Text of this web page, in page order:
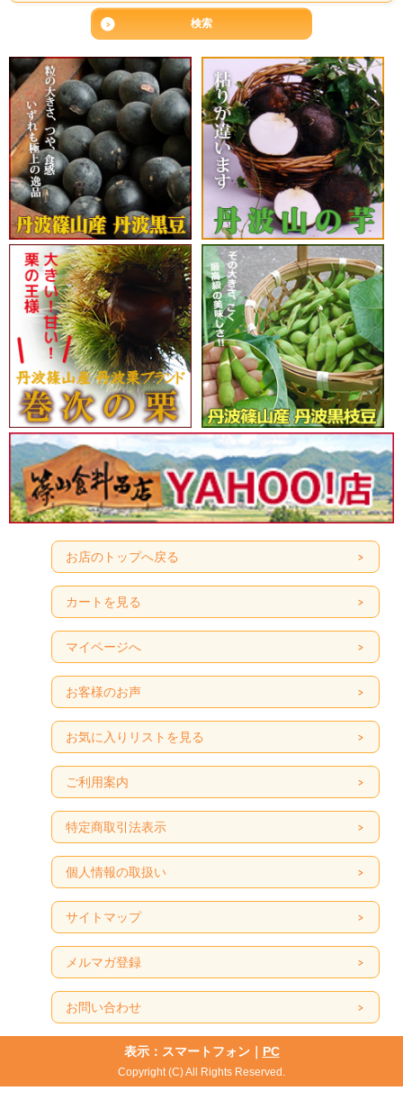
お店のトップへ戻る
カートを見る
マイページへ
お客様のお声
お気に入りリストを見る
ご利用案内
特定商取引法表示
個人情報の取扱い
サイトマップ
メルマガ登録
お問い合わせ
表示：スマートフォン｜ PC
Copyright (C) All Rights Reserved.